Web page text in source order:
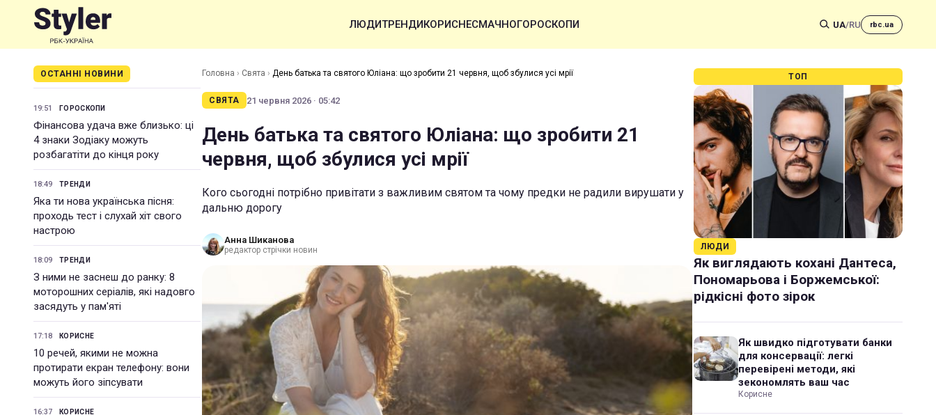
ЛЮДИТРЕНДИКОРИСНЕСМАЧНОГОРОСКОПИ UA/RU rbc.ua
ОСТАННІ НОВИНИ
19:51 ГОРОСКОПИ
Фінансова удача вже близько: ці
4 знаки Зодіаку можуть
розбагатіти до кінця року
18:49 ТРЕНДИ
Яка ти нова українська пісня:
проходь тест і слухай хіт свого
настрою
18:09 ТРЕНДИ
З ними не заснеш до ранку: 8
моторошних серіалів, які надовго
засядуть у пам'яті
17:18 КОРИСНЕ
10 речей, якими не можна
протирати екран телефону: вони
можуть його зіпсувати
16:37 КОРИСНЕ
Головна › Свята › День батька та святого Юліана: що зробити 21 червня, щоб збулися усі мрії
СВЯТА 21 червня 2026 · 05:42
День батька та святого Юліана: що зробити 21
червня, щоб збулися усі мрії
Кого сьогодні потрібно привітати з важливим святом та чому предки не радили вирушати у
дальню дорогу
Анна Шиканова
редактор стрічки новин
ТОП
ЛЮДИ
Як виглядають кохані Дантеса,
Пономарьова і Боржемської:
рідкісні фото зірок
Як швидко підготувати банки
для консервації: легкі
перевірені методи, які
зекономлять ваш час
Корисне